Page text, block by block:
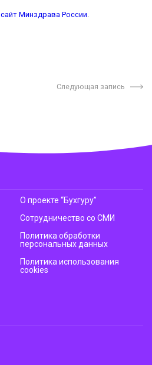
сайт Минздрава России
Следующая запись
О проекте “Бухгуру”
Сотрудничество со СМИ
Политика обработки
персональных данных
Политика использования
cookies